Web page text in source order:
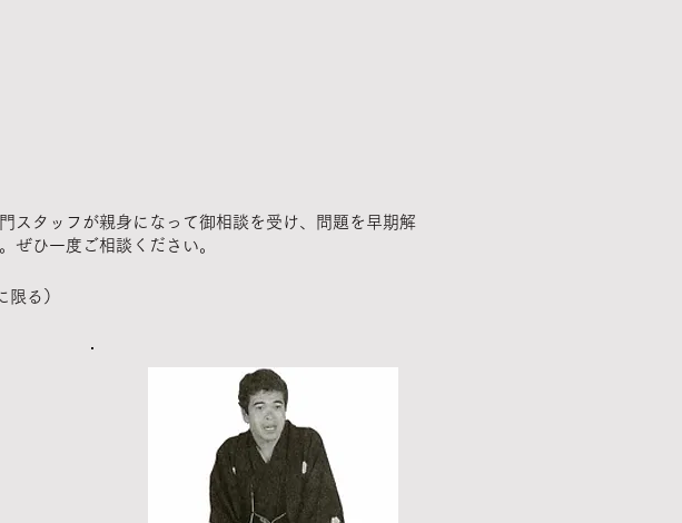
スタッフが親身になって御相談を受け、問題を早期解
ぜひ一度ご相談ください。
る）